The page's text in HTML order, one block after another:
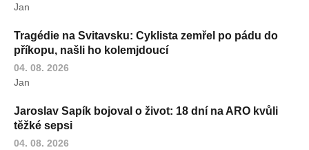
Jan
Tragédie na Svitavsku: Cyklista zemřel po pádu do
příkopu, našli ho kolemjdoucí
04. 08. 2026
Jan
Jaroslav Sapík bojoval o život: 18 dní na ARO kvůli
těžké sepsi
04. 08. 2026